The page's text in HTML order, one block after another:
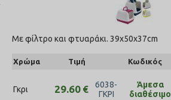
Με φίλτρο και φτυαράκι. 39x50x37cm
Χρώμα Τιμή Κωδικός
Γκρι 29.60 €
6038-
ΓΚΡΙ
Άμεσα
διαθέσιμο